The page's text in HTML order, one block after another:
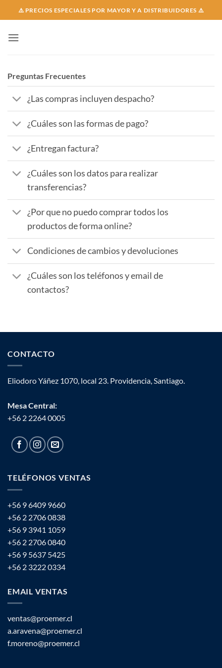
to
⚠️ PRECIOS ESPECIALES POR MAYOR Y A DISTRIBUIDORES ⚠️
Preguntas Frecuentes
¿Las compras incluyen despacho?
¿Cuáles son las formas de pago?
¿Entregan factura?
¿Cuáles son los datos para realizar
transferencias?
¿Por que no puedo comprar todos los
productos de forma online?
Condiciones de cambios y devoluciones
¿Cuáles son los teléfonos y email de
contactos?
CONTACTO
Eliodoro Yáñez 1070, local 23. Providencia, Santiago.
Mesa Central:
+56 2 2264 0005
TELÉFONOS VENTAS
+56 9 6409 9660
+56 2 2706 0838
+56 9 3941 1059
+56 2 2706 0840
+56 9 5637 5425
+56 2 3222 0334
EMAIL VENTAS
ventas@proemer.cl
a.aravena@proemer.cl
f.moreno@proemer.cl